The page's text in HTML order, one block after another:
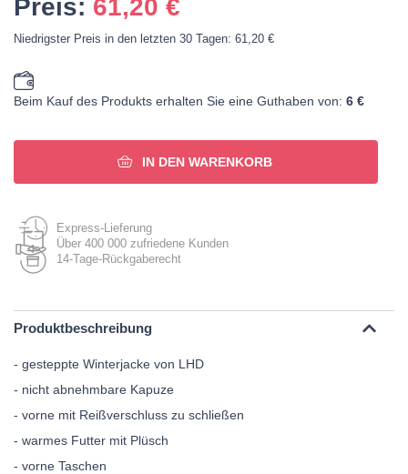
Preis: 61,20 €
Niedrigster Preis in den letzten 30 Tagen: 61,20 €
Beim Kauf des Produkts erhalten Sie eine Guthaben von: 6 €
IN DEN WARENKORB
Express-Lieferung
Über 400 000 zufriedene Kunden
14-Tage-Rückgaberecht
Produktbeschreibung
- gesteppte Winterjacke von LHD
- nicht abnehmbare Kapuze
- vorne mit Reißverschluss zu schließen
- warmes Futter mit Plüsch
- vorne Taschen